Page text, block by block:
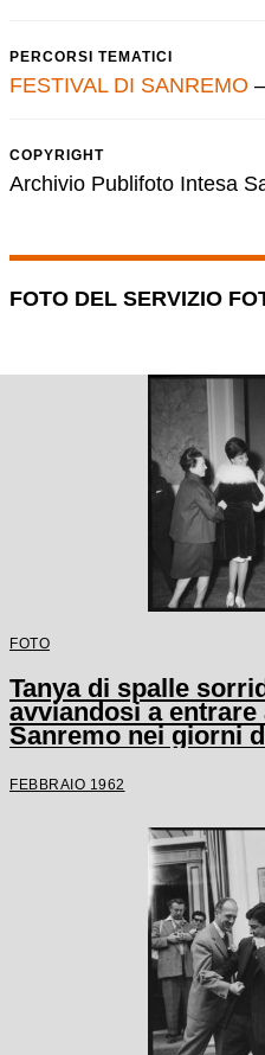
PERCORSI TEMATICI
FESTIVAL DI SANREMO –
COPYRIGHT
Archivio Publifoto Intesa
FOTO DEL SERVIZIO
FOTO
Tanya di spalle
avviandosi a entrare
Sanremo nei giorni
FEBBRAIO 1962